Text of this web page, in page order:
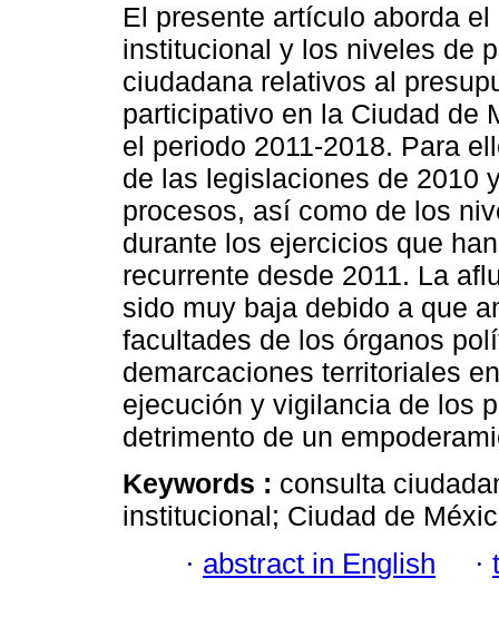
El presente artículo aborda el
institucional y los niveles de
ciudadana relativos al
participativo en la Ciudad de
el periodo 2011-2018. Para
de las legislaciones de 2010
procesos, así como de los
durante los ejercicios que
recurrente desde 2011. La
sido muy baja debido a que
facultades de los órganos
demarcaciones territoriales
ejecución y vigilancia de los
detrimento de un
Keywords : consulta
institucional; Ciudad de
· abstract in English ·